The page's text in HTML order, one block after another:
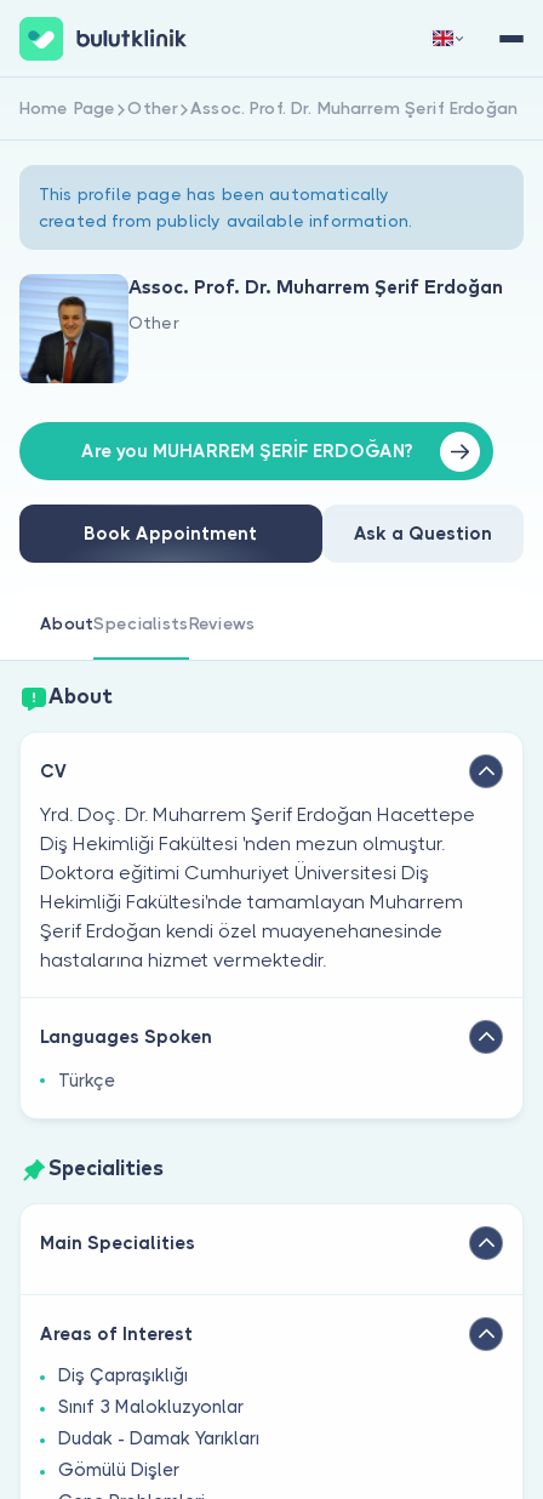
About Us
For Doctors
Are you a doctor?
Sign Up Now Sign In
Home Page Other Assoc. Prof. Dr. Muharrem Şerif Erdoğan
This profile page has been automatically
created from publicly available information.
Assoc. Prof. Dr. Muharrem Şerif Erdoğan
Other
Are you MUHARREM ŞERİF ERDOĞAN?
Book Appointment Ask a Question
AboutSpecialistsReviews
About
CV
Yrd. Doç. Dr. Muharrem Şerif Erdoğan Hacettepe
Diş Hekimliği Fakültesi 'nden mezun olmuştur.
Doktora eğitimi Cumhuriyet Üniversitesi Diş
Hekimliği Fakültesi'nde tamamlayan Muharrem
Şerif Erdoğan kendi özel muayenehanesinde
hastalarına hizmet vermektedir.
Languages Spoken
Türkçe
Specialities
Main Specialities
Areas of Interest
Diş Çapraşıklığı
Sınıf 3 Malokluzyonlar
Dudak - Damak Yarıkları
Gömülü Dişler